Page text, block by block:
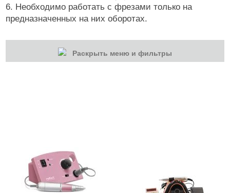
6. Необходимо работать с фрезами только на
предназначенных на них оборотах.
Раскрыть меню и фильтры
Мебель для салонов
Оборудование